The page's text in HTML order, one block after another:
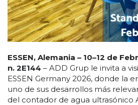
ESSEN, Alemania – 10–12 de
n. 2E144 – ADD Grup le invita a
ESSEN Germany 2026, donde la
uno de sus desarrollos más
del contador de agua ultrasónico